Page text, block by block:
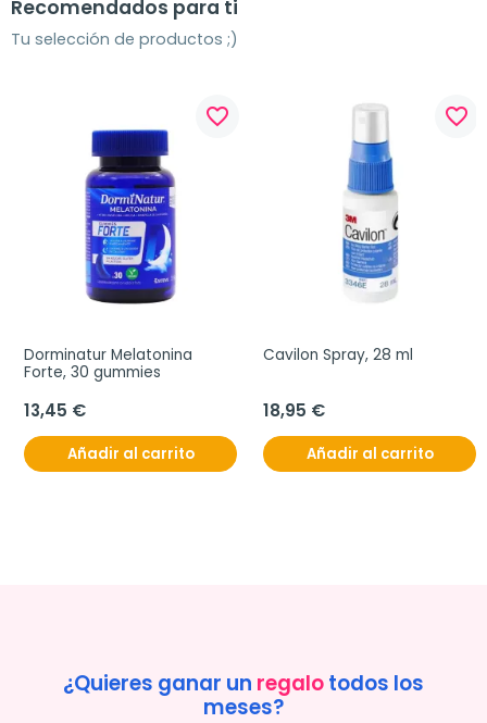
Recomendados para ti
Tu selección de productos ;)
favorite_border
Dorminatur Melatonina
Forte, 30 gummies
13,45 €
Añadir al carrito
favorite_border
Cavilon Spray, 28 ml
18,95 €
Añadir al carrito
¿Quieres ganar un regalotodos los
meses?